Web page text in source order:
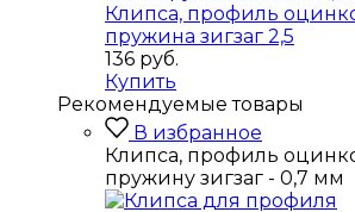
Клипса, профиль
пружина зигзаг 2,5
136 руб.
Купить
Рекомендуемые товары
В избранное
Клипса, профиль
пружину зигзаг - 0,7 мм